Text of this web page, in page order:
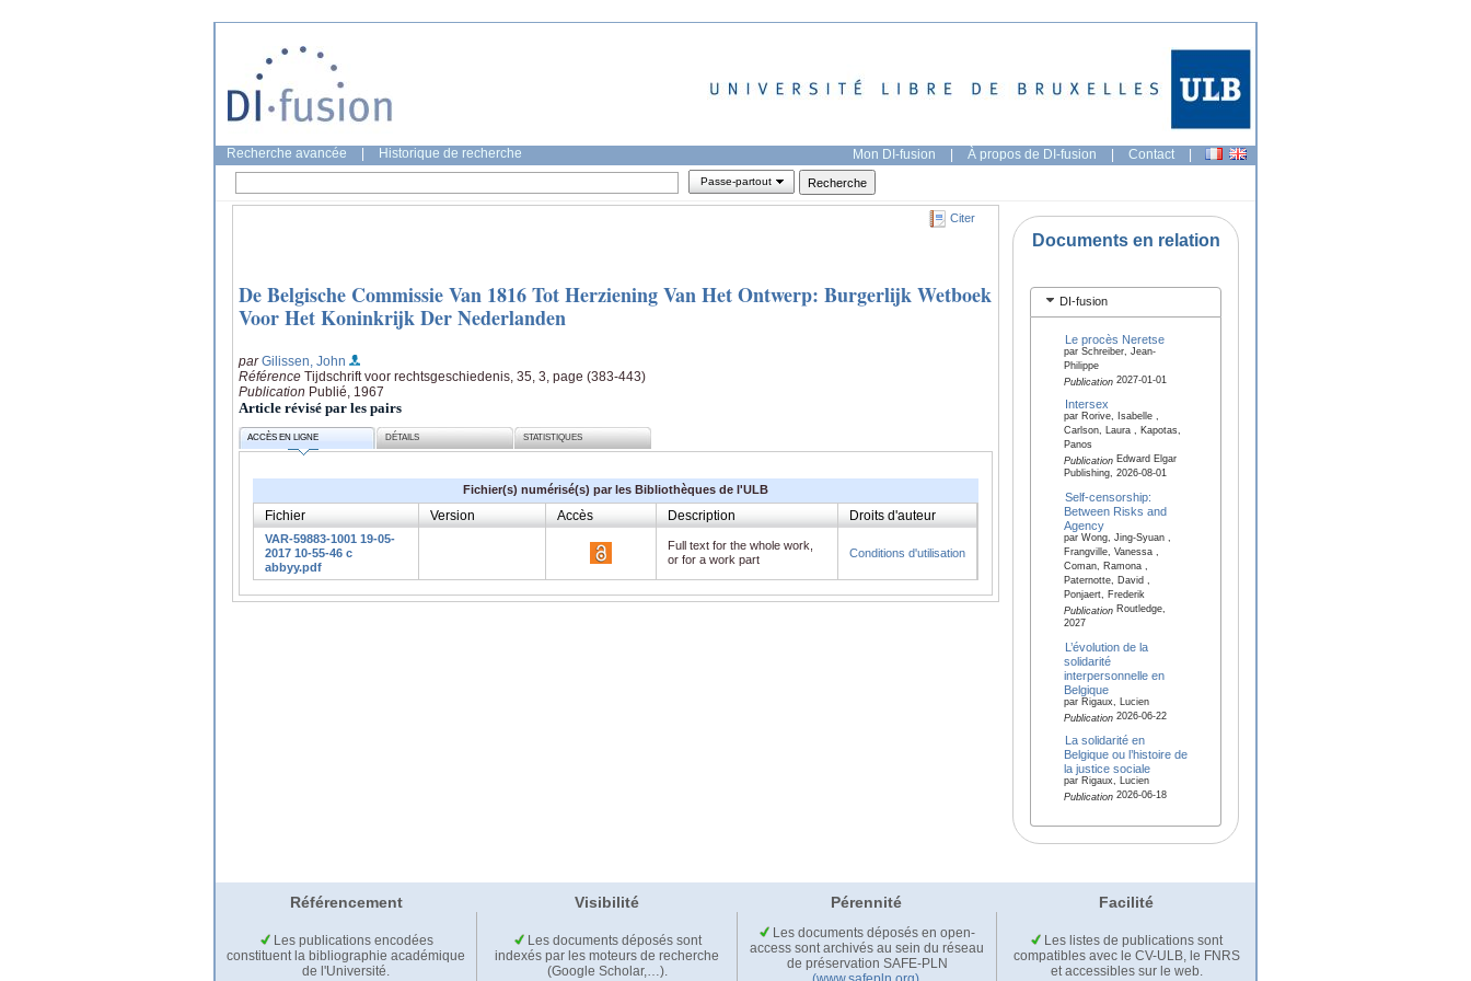
Recherche avancée Historique de recherche Mon DI-fusion | À propos de DI-fusion | Contact |
Passe-partout
Citer
De Belgische Commissie Van 1816 Tot Herziening Van Het Ontwerp: Burgerlijk Wetboek
Voor Het Koninkrijk Der Nederlanden
parGilissen, John
Référence Tijdschrift voor rechtsgeschiedenis, 35, 3, page (383-443)
Publication Publié, 1967
Article révisé par les pairs
ACCÈS EN LIGNE DÉTAILS STATISTIQUES
Fichier(s) numérisé(s) par les Bibliothèques de l'ULB
Fichier Version Accès Description Droits d'auteur
VAR-59883-1001 19-05-
2017 10-55-46 c
abbyy.pdf
Full text for the whole work,
or for a work part
Conditions d'utilisation
Documents en relation
DI-fusion
Le procès Neretse
par Schreiber, Jean-
Philippe
Publication2027-01-01
Intersex
par Rorive, Isabelle ,
Carlson, Laura , Kapotas,
Panos
PublicationEdward Elgar
Publishing, 2026-08-01
Self-censorship:
Between Risks and
Agency
par Wong, Jing-Syuan ,
Frangville, Vanessa ,
Coman, Ramona ,
Paternotte, David ,
Ponjaert, Frederik
PublicationRoutledge,
2027
L’évolution de la
solidarité
interpersonnelle en
Belgique
par Rigaux, Lucien
Publication2026-06-22
La solidarité en
Belgique ou l’histoire de
la justice sociale
par Rigaux, Lucien
Publication2026-06-18
Référencement Visibilité Pérennité Facilité
Les publications encodées
constituent la bibliographie académique
de l'Université.
Les documents déposés sont
indexés par les moteurs de recherche
(Google Scholar,…).
Les documents déposés en open-
access sont archivés au sein du réseau
de préservation SAFE-PLN
Les listes de publications sont
compatibles avec le CV-ULB, le FNRS
et accessibles sur le web.